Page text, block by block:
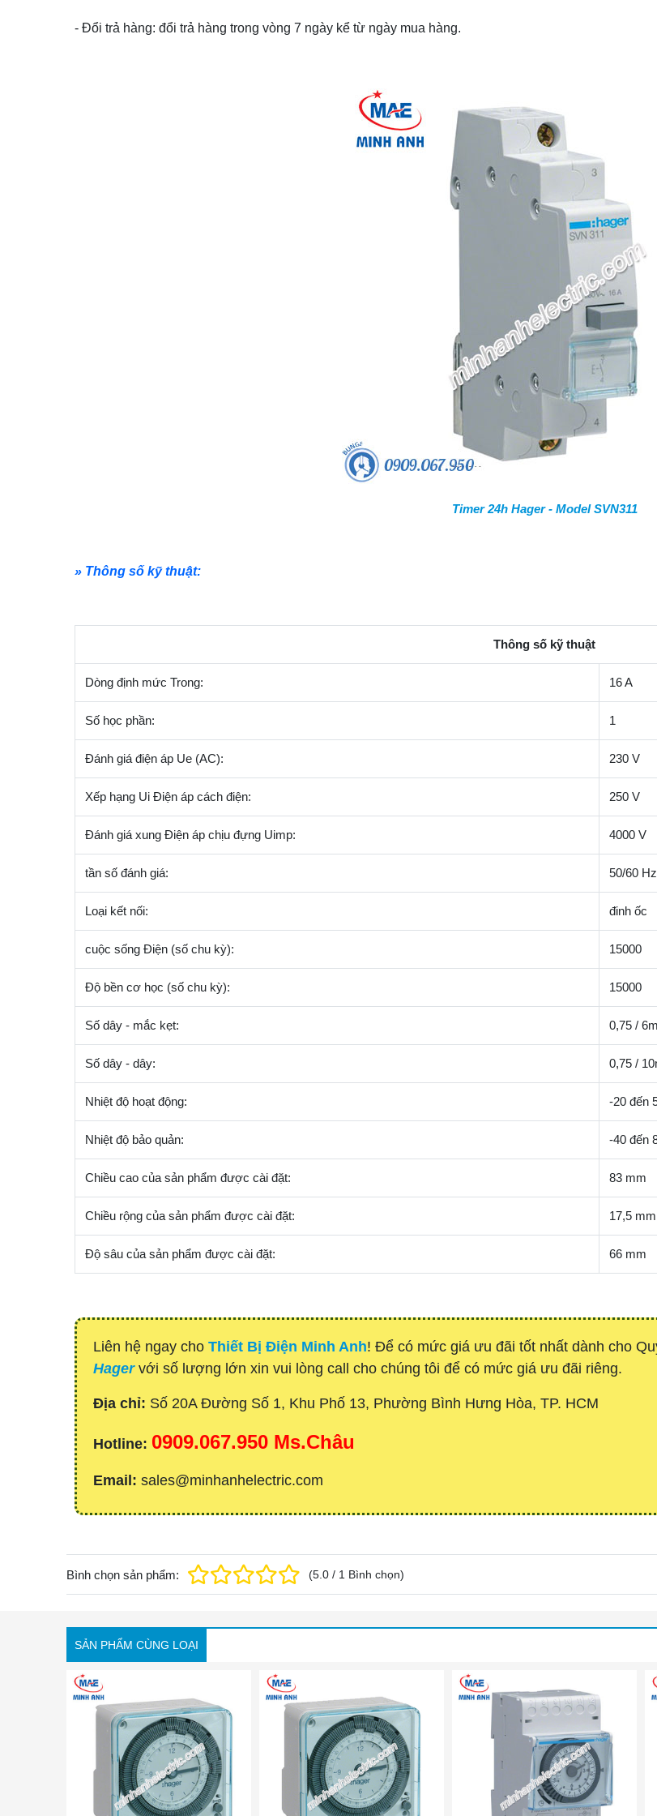
- Đổi trả hàng: đổi trả hàng trong vòng 7 ngày kể từ ngày mua hàng.
Timer 24h Hager - Model SVN311
» Thông số kỹ thuật:
Thông số kỹ thuật
Dòng định mức Trong: 16 A
Số học phần: 1
Đánh giá điện áp Ue (AC): 230 V
Xếp hạng Ui Điện áp cách điện: 250 V
Đánh giá xung Điện áp chịu đựng Uimp: 4000 V
tần số đánh giá: 50/60 Hz
Loại kết nối: đinh ốc
cuộc sống Điện (số chu kỳ): 15000
Độ bền cơ học (số chu kỳ): 15000
Số dây - mắc kẹt: 0,75 /
Số dây - dây: 0,75 /
Nhiệt độ hoạt động: -20 đến
Nhiệt độ bảo quản: -40 đến
Chiều cao của sản phẩm được cài đặt: 83 mm
Chiều rộng của sản phẩm được cài đặt: 17,5 mm
Độ sâu của sản phẩm được cài đặt: 66 mm
Liên hệ ngay cho Thiết Bị Điện Minh Anh! Để có mức giá ưu đãi tốt nhất dành cho
Hagervới số lượng lớn xin vui lòng call cho chúng tôi để có mức giá ưu đãi riêng.
Địa chỉ: Số 20A Đường Số 1, Khu Phố 13, Phường Bình Hưng Hòa, TP. HCM
Hotline: 0909.067.950 Ms.Châu
Email: sales@minhanhelectric.com
Bình chọn sản phẩm: (5.0 / 1 Bình chọn)
SẢN PHẨM CÙNG LOẠI